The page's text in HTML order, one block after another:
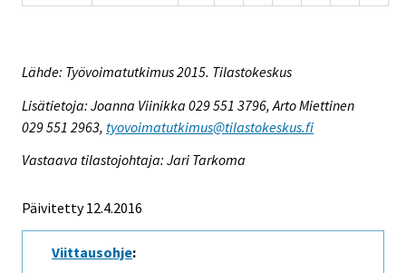
Lähde: Työvoimatutkimus 2015. Tilastokeskus
Lisätietoja: Joanna Viinikka 029 551 3796, Arto Miettinen
029 551 2963, tyovoimatutkimus@tilastokeskus.fi
Vastaava tilastojohtaja: Jari Tarkoma
Päivitetty 12.4.2016
Viittausohje: